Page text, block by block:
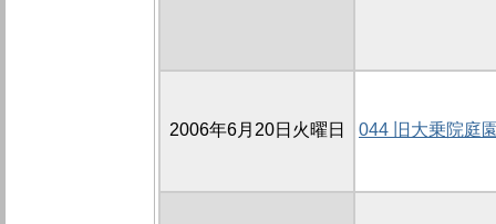
2006年6月20日火曜日 044 旧大乗院庭